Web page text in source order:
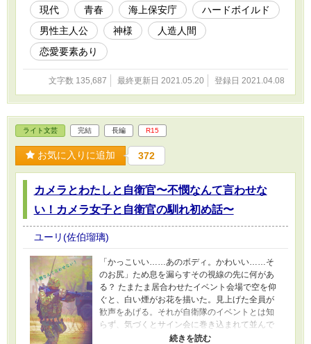
ションです カクヨム、小説家になろうでは「海
の守護神、綿津見となれ」として公開していま
す。
現代 青春 海上保安庁
ハードボイルド
男性主人公
神様
人造人間
恋愛要素あり
文字数 135,687 最終更新日 2021.05.20 登録日 2021.04.08
ライト文芸 完結 長編 R15
お気に入りに追加 372
カメラとわたしと自衛官〜不憫なんて言わせな
い！カメラ女子と自衛官の馴れ初め話〜
ユーリ(佐伯瑠璃)
「かっこいい……あのボディ。かわいい……そ
のお尻」ため息を漏らすその視線の先に何があ
る？ たまたま居合わせたイベント会場で空を仰
ぐと、白い煙がお花を描いた。見上げた全員が
歓声をあげる。それが自衛隊のイベントとは知
らず、気づくとサイン会に巻き込まれて並んで
いた。 ひょんな事がきっかけで、カメラには